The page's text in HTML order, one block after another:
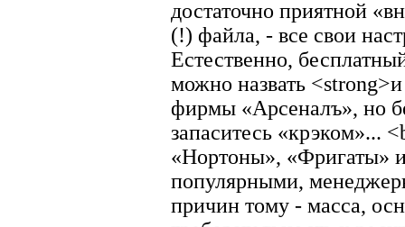
достаточно приятной
(!) файла, - все свои
Естественно,
можно назвать
фирмы «Арсеналъ», но
запаситесь «крэком»...
«Нортоны», «Фригаты»
популярными,
причин тому - масса,